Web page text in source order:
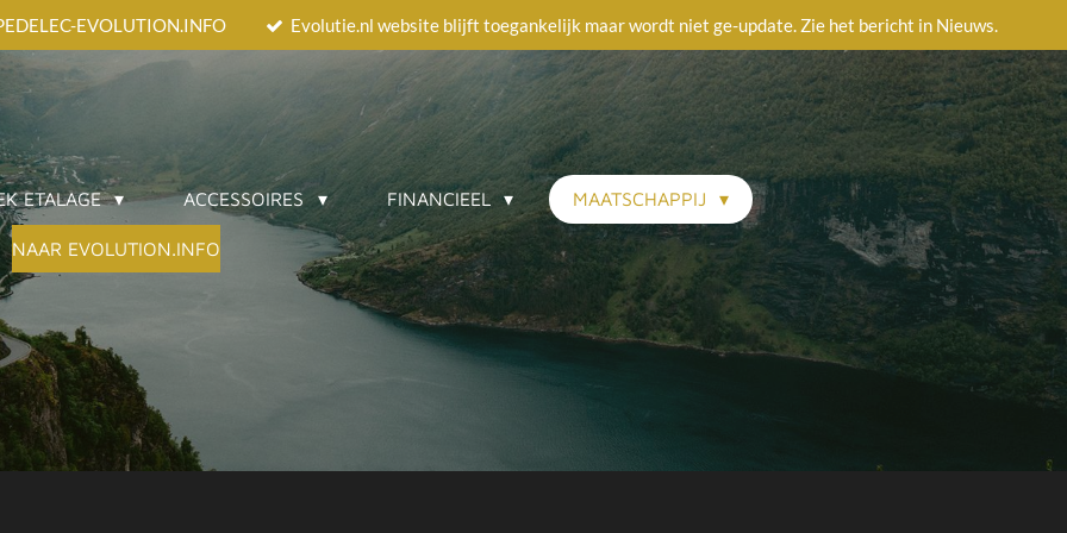
EVOLUTION.INFO Evolutie.nl website blijft toegankelijk maar wordt niet ge-update. Zie het bericht in Nieuws.
ETALAGE ACCESSOIRES FINANCIEEL MAATSCHAPPIJ
NAAR EVOLUTION.INFO